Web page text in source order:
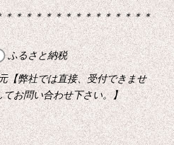
＊＊＊＊＊＊＊＊＊＊＊＊＊＊
ふるさと納税
【弊社では直接、受付できませ
お問い合わせ下さい。】